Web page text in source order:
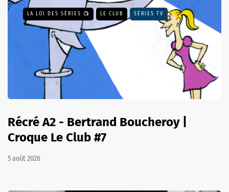
LA LOI DES SÉRIES 📺 LE CLUB SÉRIES TV
Récré A2 - Bertrand Boucheroy |
Croque Le Club #7
5 août 2026